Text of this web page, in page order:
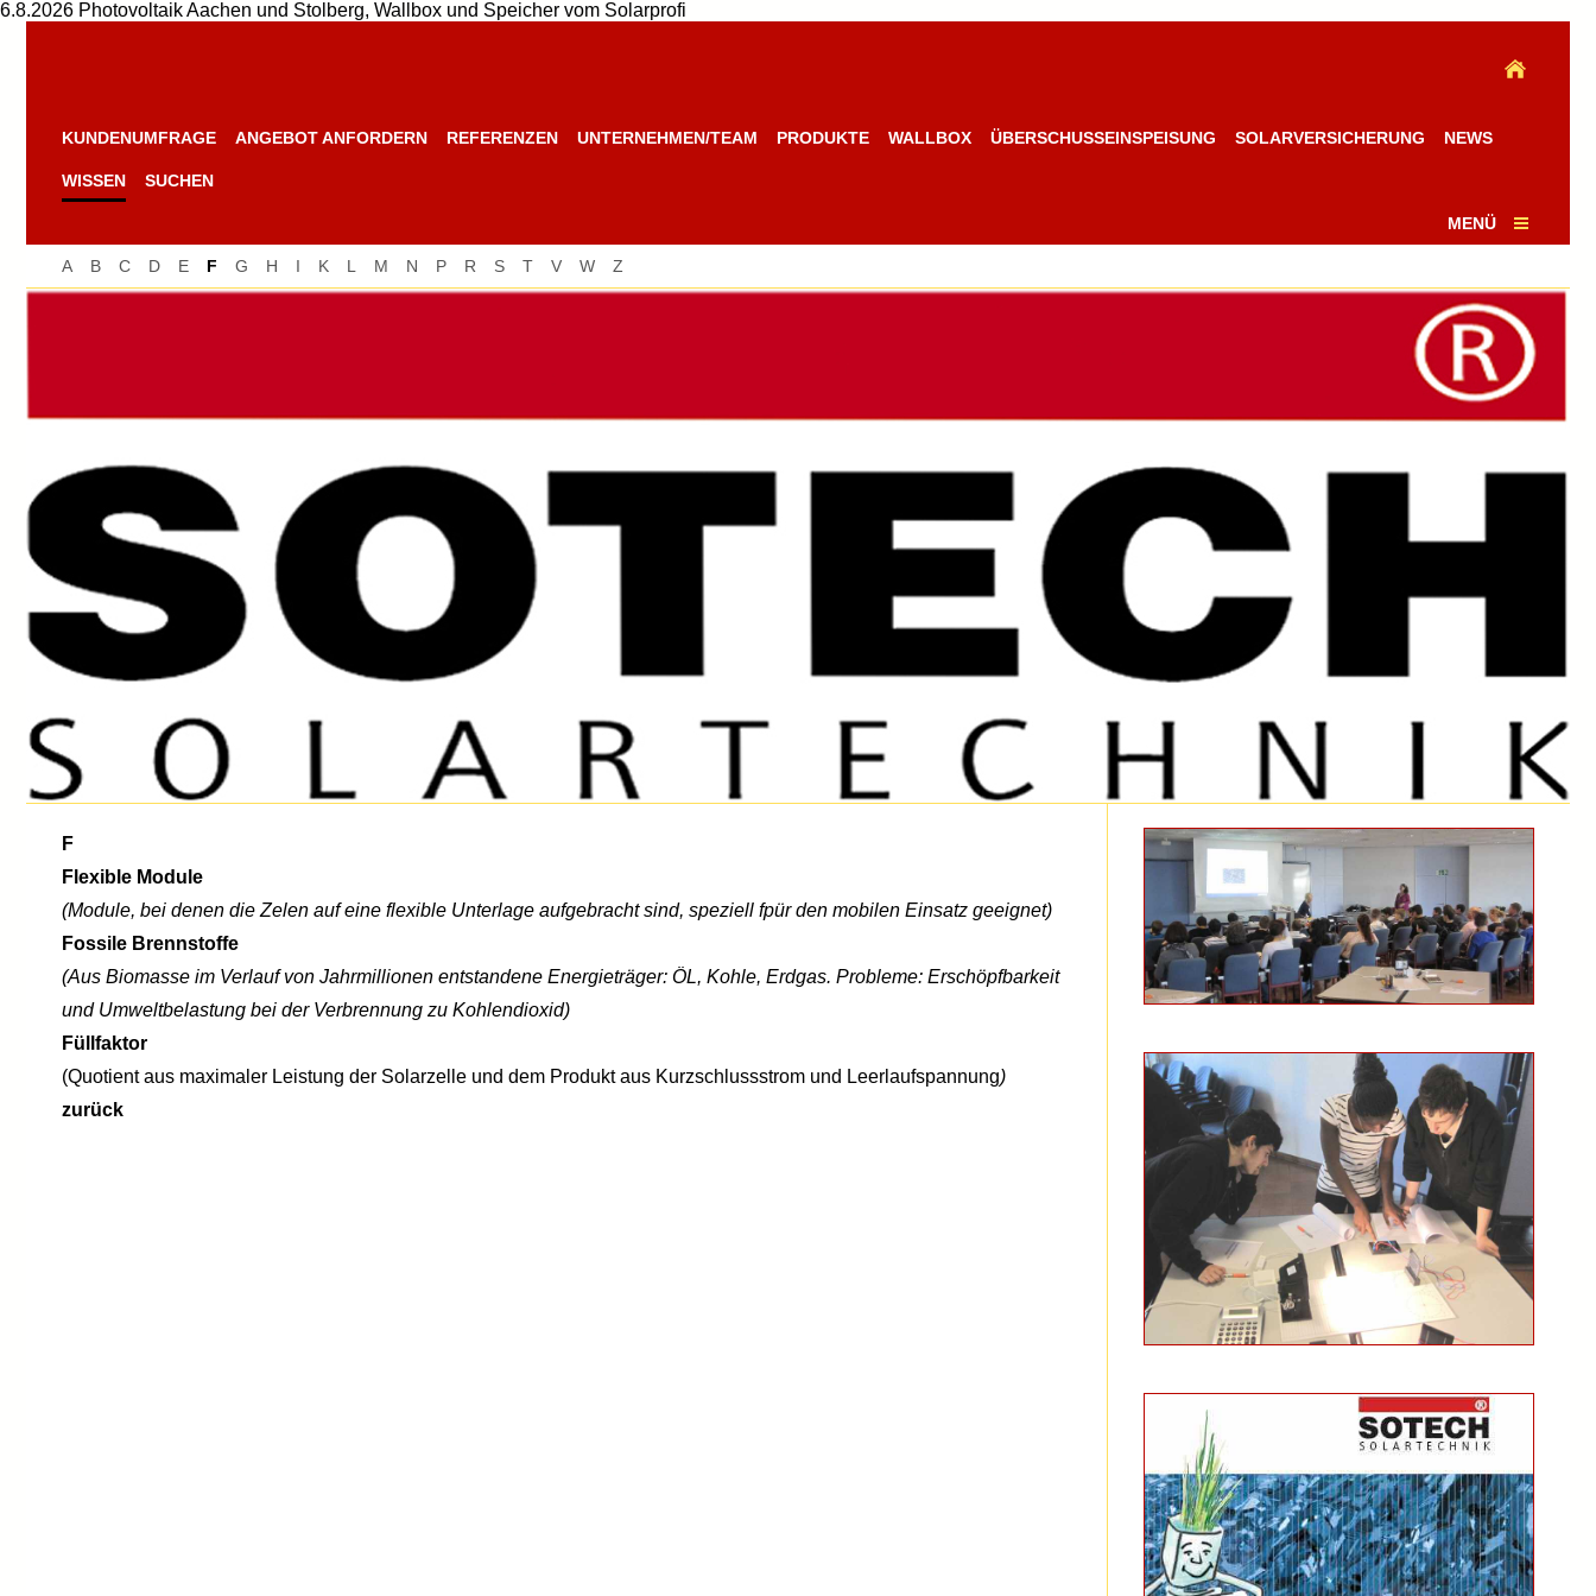
6.8.2026 Photovoltaik Aachen und Stolberg, Wallbox und Speicher vom Solarprofi
KUNDENUMFRAGE ANGEBOT ANFORDERN REFERENZEN UNTERNEHMEN/TEAM PRODUKTE WALLBOX ÜBERSCHUSSEINSPEISUNG SOLARVERSICHERUNG NEWS
WISSEN SUCHEN
MENÜ
A B C D E F G H I K L M N P R S T V W Z
F
Flexible Module
(Module, bei denen die Zelen auf eine flexible Unterlage aufgebracht sind, speziell fpür den mobilen Einsatz geeignet)
Fossile Brennstoffe
(Aus Biomasse im Verlauf von Jahrmillionen entstandene Energieträger: ÖL, Kohle, Erdgas. Probleme: Erschöpfbarkeit
und Umweltbelastung bei der Verbrennung zu Kohlendioxid)
Füllfaktor
(Quotient aus maximaler Leistung der Solarzelle und dem Produkt aus Kurzschlussstrom und Leerlaufspannung)
zurück